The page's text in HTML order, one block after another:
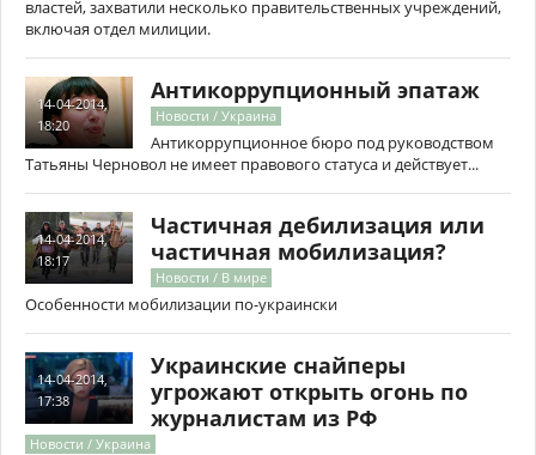
властей, захватили несколько правительственных учреждений,
включая отдел милиции.
14-04-2014,
18:20
Антикоррупционный эпатаж
Новости / Украина
Антикоррупционное бюро под руководством
Татьяны Черновол не имеет правового статуса и действует...
14-04-2014,
18:17
Частичная дебилизация или
частичная мобилизация?
Новости / В мире
Особенности мобилизации по-украински
14-04-2014,
17:38
Украинские снайперы
угрожают открыть огонь по
журналистам из РФ
Новости / Украина